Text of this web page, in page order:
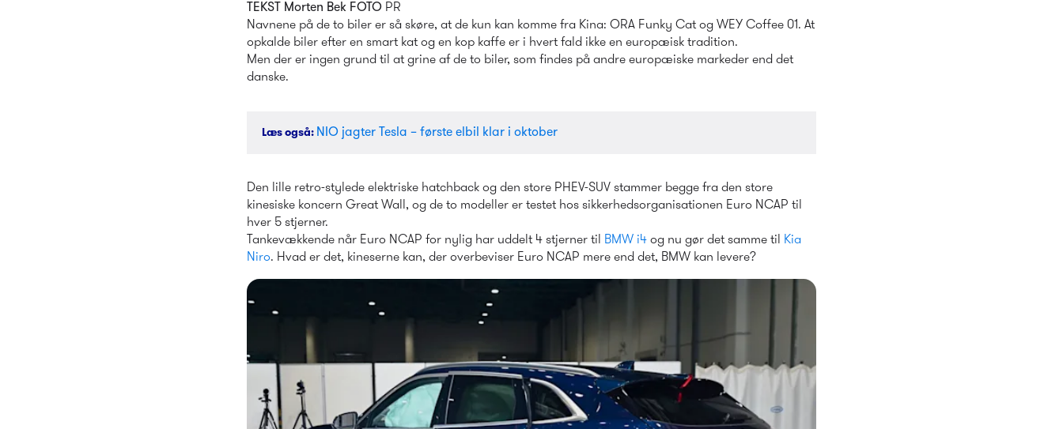
TEKST Morten Bek FOTO PR
Navnene på de to biler er så skøre, at de kun kan komme fra Kina: ORA Funky Cat og WEY Coffee 01. At
opkalde biler efter en smart kat og en kop kaffe er i hvert fald ikke en europæisk tradition.
Men der er ingen grund til at grine af de to biler, som findes på andre europæiske markeder end det
danske.
Læs også: NIO jagter Tesla – første elbil klar i oktober
Den lille retro-stylede elektriske hatchback og den store PHEV-SUV stammer begge fra den store
kinesiske koncern Great Wall, og de to modeller er testet hos sikkerhedsorganisationen Euro NCAP til
hver 5 stjerner.
Tankevækkende når Euro NCAP for nylig har uddelt 4 stjerner til
BMW i4 og nu gør det samme til
Kia
Niro. Hvad er det, kineserne kan, der overbeviser Euro NCAP mere end det, BMW kan levere?